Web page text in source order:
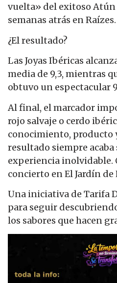
vuelta» del exitoso Atún
semanas atrás en Raízes.
¿El resultado?
Las Joyas Ibéricas
media de 9,3, mientras
obtuvo un espectacular
Al final, el marcador
rojo salvaje o cerdo
conocimiento, producto
resultado siempre
experiencia inolvidable.
concierto en El Jardín de
Una iniciativa de Tarifa
para seguir
los sabores que hacen